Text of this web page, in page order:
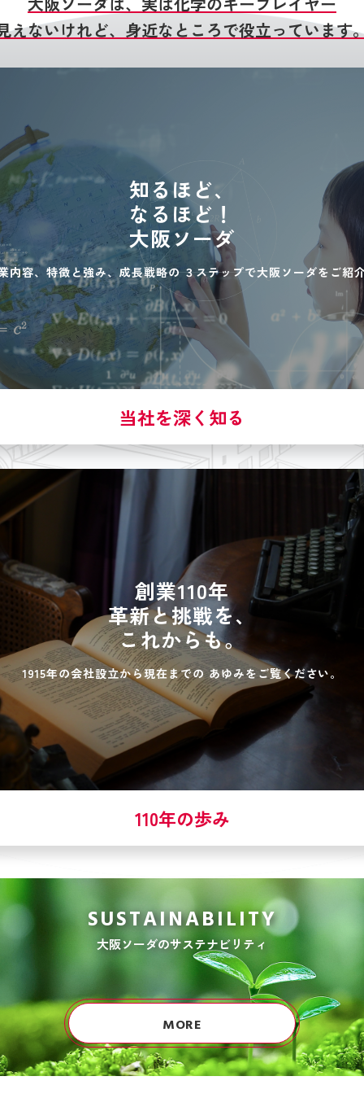
えないけれど、身近なところで役立っています
知るほど、
なるほど！
大阪ソーダ
内容、特徴と強み、成長戦略の３ステップで大阪ソーダをご紹
当社を深く知る
創業110年
革新と挑戦を、
これからも。
1915年の会社設立から現在までの あゆみをご覧ください。
110年の歩み
SUSTAINABILITY
大阪ソーダのサステナビリティ
MORE